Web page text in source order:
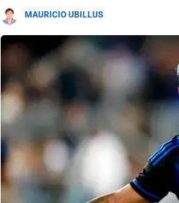
MAURICIO UBILLUS